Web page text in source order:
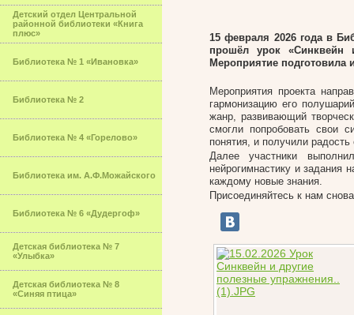
Детский отдел Центральной
районной библиотеки «Книга
плюс»
Библиотека № 1 «Ивановка»
Библиотека № 2
Библиотека № 4 «Горелово»
Библиотека им. А.Ф.Можайского
Библиотека № 6 «Дудергоф»
Детская библиотека № 7
«Улыбка»
Детская библиотека № 8
«Синяя птица»
15 февраля 2026 года в
прошёл урок «Синквейн
Мероприятие
Мероприятия проекта
гармонизацию его
жанр, развивающий
смогли попробовать свои
понятия, и получили радость
Далее участники
нейрогимнастику и задания
каждому новые знания.
Присоединяйтесь к нам